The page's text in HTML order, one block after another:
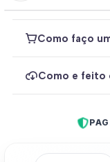
Como faço
Como e feito